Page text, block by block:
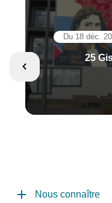
Du 18 déc.
25
Nous connaître